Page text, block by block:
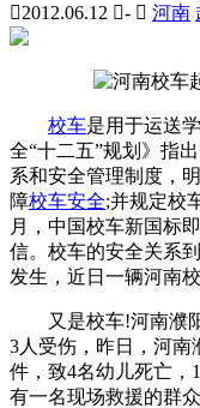
2012.06.12 -  河南
校车是用于运送
全“十二五”规划》指
系和安全管理制度，
障校车安全;并规定校
月，中国校车新国标
信。校车的安全关系
发生，近日一辆河南
又是校车!河南濮阳
3人受伤，昨日，河南
件，致4名幼儿死亡，
有一名现场救援的群